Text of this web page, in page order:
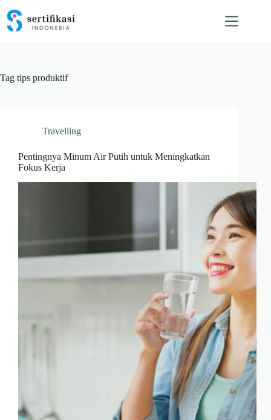
content
Tag tips produktif
Travelling
Pentingnya Minum Air Putih untuk Meningkatkan
Fokus Kerja